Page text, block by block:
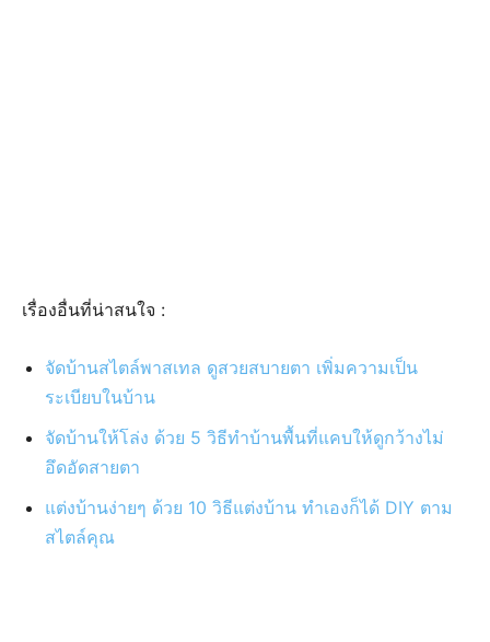
เรื่องอื่นที่น่าสนใจ :
จัดบ้านสไตล์พาสเทล ดูสวยสบายตา เพิ่มความเป็น
ระเบียบในบ้าน
จัดบ้านให้โล่ง ด้วย 5 วิธีทำบ้านพื้นที่แคบให้ดูกว้างไม่
อึดอัดสายตา
แต่งบ้านง่ายๆ ด้วย 10 วิธีแต่งบ้าน ทำเองก็ได้ DIY ตาม
สไตล์คุณ